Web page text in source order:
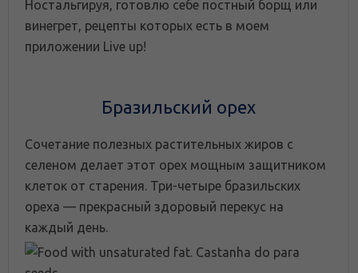
Ностальгируя, готовлю себе постный борщ или
винегрет, рецепты которых есть в моем
приложении Live up!
Бразильский орех
Сочетание полезных растительных жиров с
селеном делает этот орех мощным защитником
клеток от старения. Три-четыре бразильских
ореха — прекрасный здоровый перекус на
каждый день.